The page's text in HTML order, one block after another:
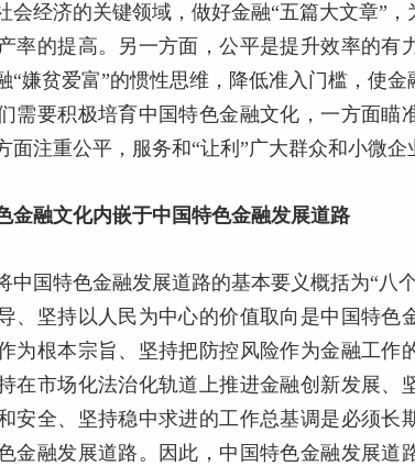
会经济的关键领域，做好金融“五篇大文章”，
率的提高。另一方面，公平是提升效率的有
“嫌贫爱富”的惯性思维，降低准入门槛，使
需要积极培育中国特色金融文化，一方面瞄
面注重公平，服务和“让利”广大群众和小微企
金融文化内嵌于中国特色金融发展道路
中国特色金融发展道路的基本要义概括为“八
、坚持以人民为中心的价值取向是中国特色
为根本宗旨、坚持把防控风险作为金融工作
在市场化法治化轨道上推进金融创新发展、
安全、坚持稳中求进的工作总基调是必须长
金融发展道路。因此，中国特色金融发展道